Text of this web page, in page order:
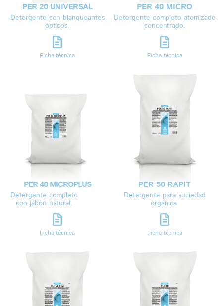
PER 20 UNIVERSAL
Detergente con blanqueantes
ópticos.
Ficha técnica
PER 40 MICRO
Detergente completo atomizado
concentrado.
Ficha técnica
PER 40 MICROPLUS
Detergente completo
con jabón natural.
Ficha técnica
PER 50 RAPIT
Detergente para suciedad
orgánica.
Ficha técnica